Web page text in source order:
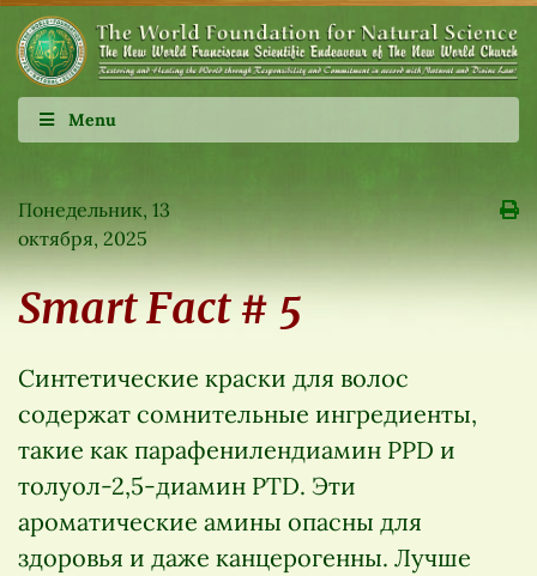
Menu
Понедельник, 13
октября, 2025
Smart Fact # 5
Синтетические краски для волос
содержат сомнительные ингредиенты,
такие как парафенилендиамин PPD и
толуол-2,5-диамин PTD. Эти
ароматические амины опасны для
здоровья и даже канцерогенны. Лучше